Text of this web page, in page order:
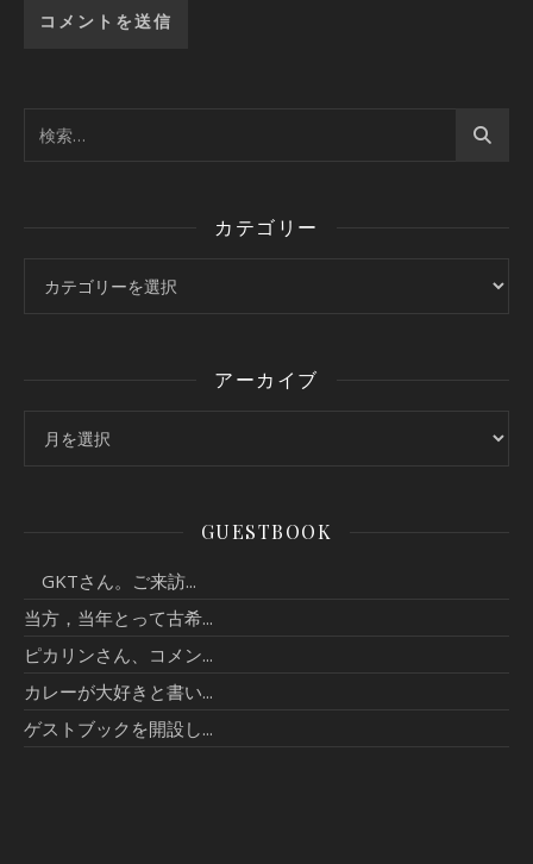
カテゴリー
アーカイブ
GUESTBOOK
GKTさん。ご来訪...
当方，当年とって古希...
ピカリンさん、コメン...
カレーが大好きと書い...
ゲストブックを開設し...